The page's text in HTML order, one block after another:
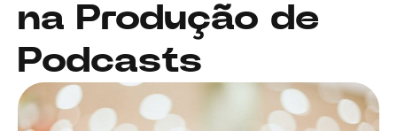
na Produção de
Podcasts